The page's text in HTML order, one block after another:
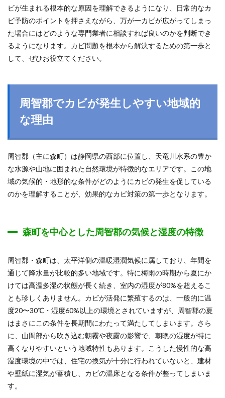
ビが生まれる根本的な原因を理解できるようになり、日常的なカ
ビ予防のポイントを押さえながら、万が一カビが広がってしまっ
た場合にはどのような専門業者に相談すれば良いのかを判断でき
るようになります。カビ問題を根本から解決するための第一歩と
して、ぜひお役立てください。
周智郡でカビが発生しやすい地域的
な理由
周智郡（主に森町）は静岡県の西部に位置し、天竜川水系の豊か
な水源や山地に囲まれた自然環境が特徴的なエリアです。この地
域の気候的・地形的な条件がどのようにカビの発生を促している
のかを理解することが、効果的なカビ対策の第一歩となります。
森町を中心とした周智郡の気候と湿度の特徴
周智郡・森町は、太平洋側の温暖湿潤気候に属しており、年間を
通じて降水量が比較的多い地域です。特に梅雨の時期から夏にか
けては高温多湿の状態が長く続き、室内の湿度が80%を超えるこ
とも珍しくありません。カビが活発に繁殖するのは、一般的に温
度20〜30℃・湿度60%以上の環境とされていますが、周智郡の夏
はまさにこの条件を長期間にわたって満たしてしまいます。さら
に、山間部から吹き込む朝霧や夜露の影響で、朝晩の湿度が特に
高くなりやすいという地域特性もあります。こうした慢性的な高
湿度環境の中では、住宅の換気が十分に行われていないと、建材
や壁紙に湿気が蓄積し、カビの温床となる条件が整ってしまいま
す。